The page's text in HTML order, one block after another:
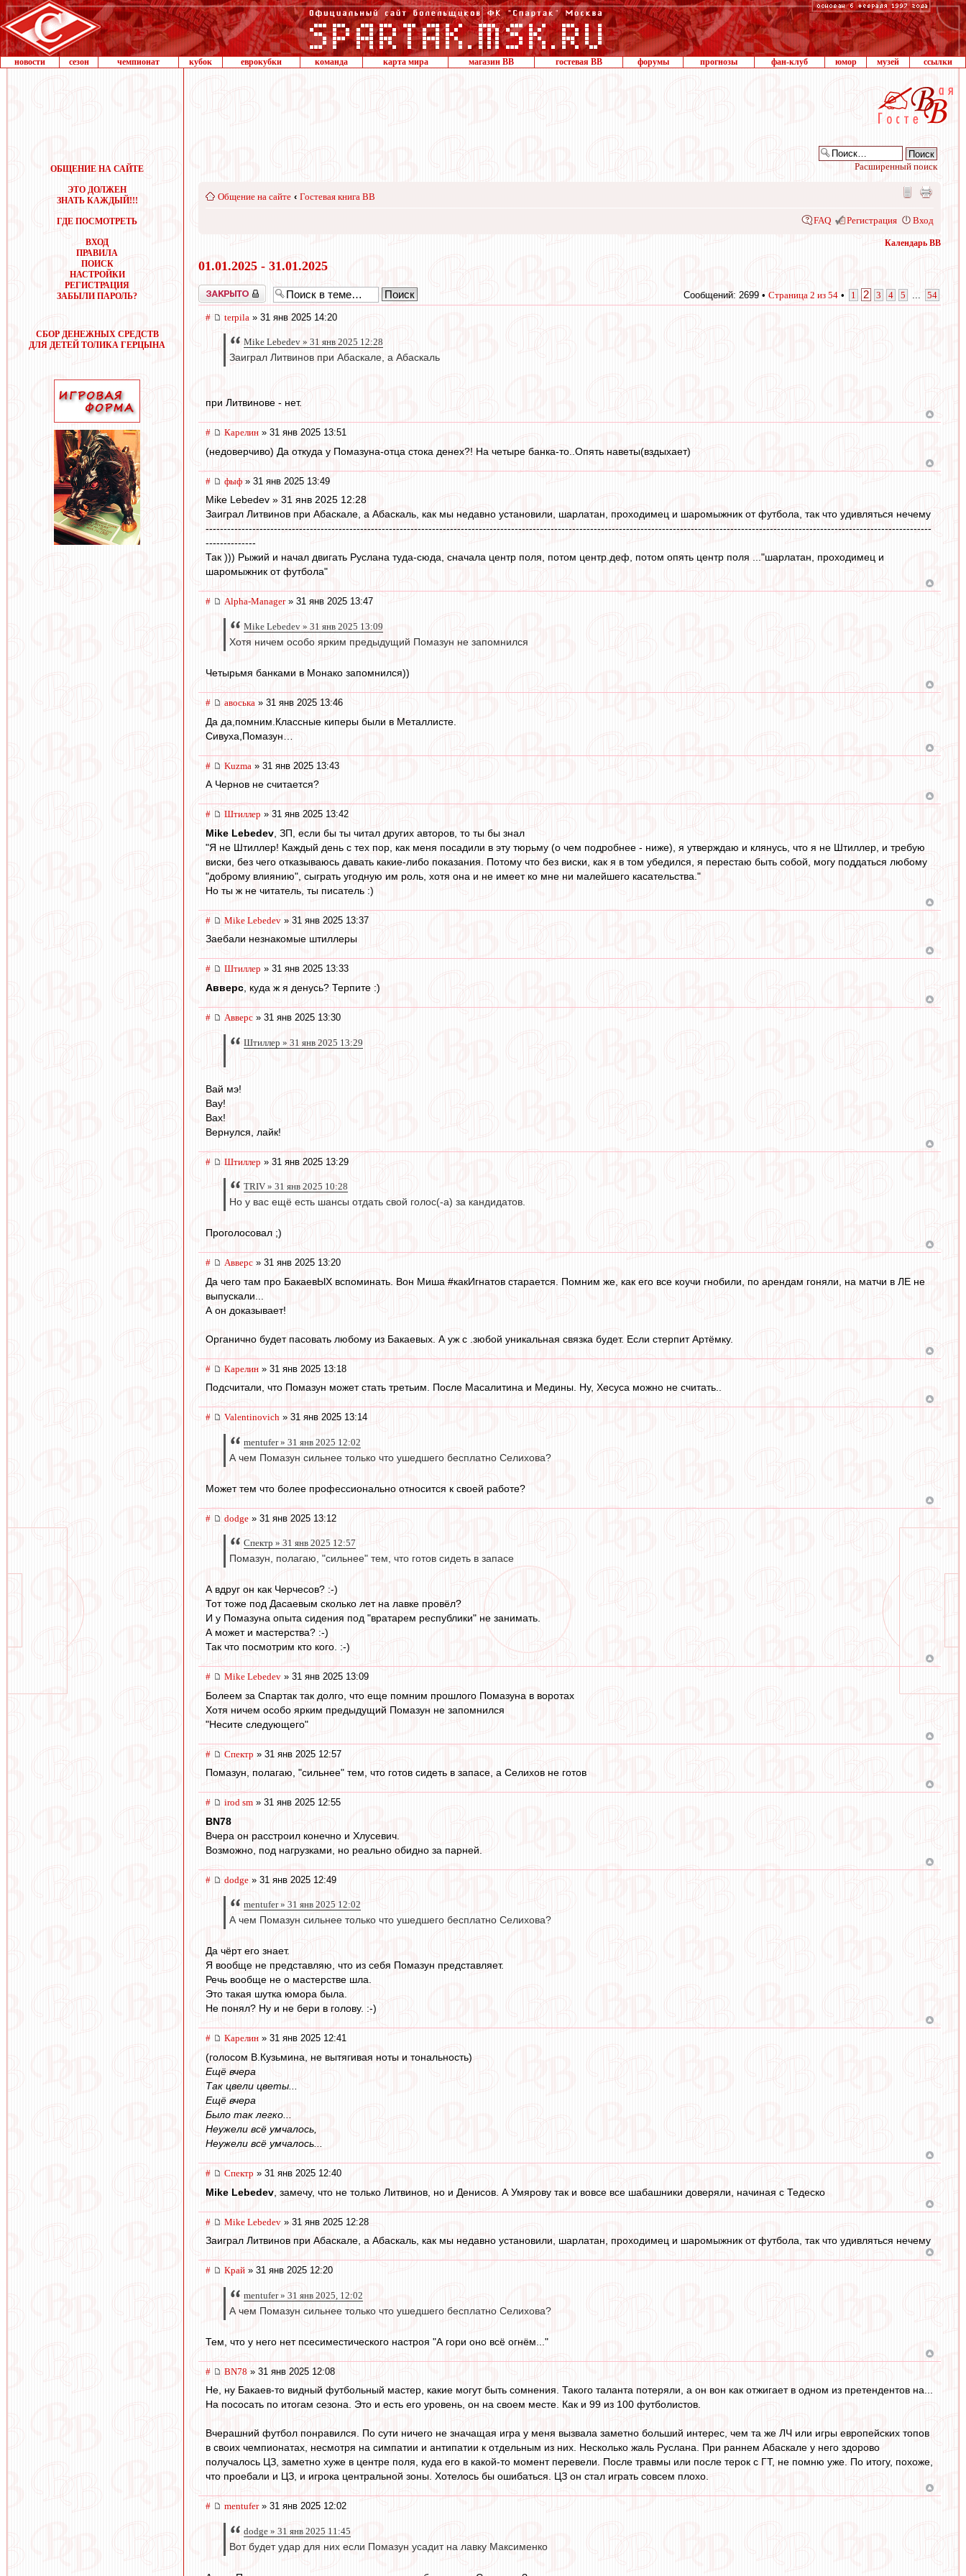
новости сезон чемпионат кубок еврокубки команда карта мира магазин ВВ гостевая ВВ форумы прогнозы фан-клуб юмор музей ссылки
ОБЩЕНИЕ НА САЙТЕ
ЭТО ДОЛЖЕН
ЗНАТЬ КАЖДЫЙ!!!
ГДЕ ПОСМОТРЕТЬ
ВХОД
ПРАВИЛА
ПОИСК
НАСТРОЙКИ
РЕГИСТРАЦИЯ
ЗАБЫЛИ ПАРОЛЬ?
СБОР ДЕНЕЖНЫХ СРЕДСТВ
ДЛЯ ДЕТЕЙ ТОЛИКА ГЕРЦЫНА
Расширенный поиск
Общение на сайте ‹ Гостевая книга ВВ
FAQ Регистрация Вход
Календарь ВВ
01.01.2025 - 31.01.2025
Закрыто Сообщений: 2699 • Страница 2 из 54 • 1 2 3 4 5 54
# terpila » 31 янв 2025 14:20
Mike Lebedev » 31 янв 2025 12:28
Заиграл Литвинов при Абаскале, а Абаскаль
при Литвинове - нет.
# Карелин » 31 янв 2025 13:51
(недоверчиво) Да откуда у Помазуна-отца стока денех?! На четыре банка-то..Опять наветы(вздыхает)
# фыф » 31 янв 2025 13:49
Mike Lebedev » 31 янв 2025 12:28
Заиграл Литвинов при Абаскале, а Абаскаль, как мы недавно установили, шарлатан, проходимец и шаромыжник от футбола, так что удивляться нечему
----------------------------------------------------------------------------------------------------------------------------------------------------------------------------------------------------------
--------------
Так ))) Рыжий и начал двигать Руслана туда-сюда, сначала центр поля, потом центр.деф, потом опять центр поля ..."шарлатан, проходимец и
шаромыжник от футбола"
# Alpha-Manager» 31 янв 2025 13:47
Mike Lebedev » 31 янв 2025 13:09
Хотя ничем особо ярким предыдущий Помазун не запомнился
Четырьмя банками в Монако запомнился))
# авоська » 31 янв 2025 13:46
Да да,помним.Классные киперы были в Металлисте.
Сивуха,Помазун…
# Kuzma » 31 янв 2025 13:43
А Чернов не считается?
# Штиллер » 31 янв 2025 13:42
Mike Lebedev , ЗП, если бы ты читал других авторов, то ты бы знал
"Я не Штиллер! Каждый день с тех пор, как меня посадили в эту тюрьму (о чем подробнее - ниже), я утверждаю и клянусь, что я не Штиллер, и требую
виски, без чего отказываюсь давать какие-либо показания. Потому что без виски, как я в том убедился, я перестаю быть собой, могу поддаться любому
"доброму влиянию", сыграть угодную им роль, хотя она и не имеет ко мне ни малейшего касательства."
Но ты ж не читатель, ты писатель :)
# Mike Lebedev » 31 янв 2025 13:37
Заебали незнакомые штиллеры
# Штиллер » 31 янв 2025 13:33
Авверс , куда ж я денусь? Терпите :)
# Авверс » 31 янв 2025 13:30
Штиллер » 31 янв 2025 13:29
Вай мэ!
Вау!
Вах!
Вернулся, лайк!
# Штиллер » 31 янв 2025 13:29
TRIV » 31 янв 2025 10:28
Но у вас ещё есть шансы отдать свой голос(-а) за кандидатов.
Проголосовал ;)
# Авверс » 31 янв 2025 13:20
Да чего там про БакаевЫХ вспоминать. Вон Миша #какИгнатов старается. Помним же, как его все коучи гнобили, по арендам гоняли, на матчи в ЛЕ не
выпускали...
А он доказывает!
Органично будет пасовать любому из Бакаевых. А уж с .зюбой уникальная связка будет. Если стерпит Артёмку.
# Карелин » 31 янв 2025 13:18
Подсчитали, что Помазун может стать третьим. После Масалитина и Медины. Ну, Хесуса можно не считать..
# Valentinovich » 31 янв 2025 13:14
mentufer » 31 янв 2025 12:02
А чем Помазун сильнее только что ушедшего бесплатно Селихова?
Может тем что более профессионально относится к своей работе?
# dodge » 31 янв 2025 13:12
Спектр » 31 янв 2025 12:57
Помазун, полагаю, "сильнее" тем, что готов сидеть в запасе
А вдруг он как Черчесов? :-)
Тот тоже под Дасаевым сколько лет на лавке провёл?
И у Помазуна опыта сидения под "вратарем республики" не занимать.
А может и мастерства? :-)
Так что посмотрим кто кого. :-)
# Mike Lebedev » 31 янв 2025 13:09
Болеем за Спартак так долго, что еще помним прошлого Помазуна в воротах
Хотя ничем особо ярким предыдущий Помазун не запомнился
"Несите следующего"
# Спектр » 31 янв 2025 12:57
Помазун, полагаю, "сильнее" тем, что готов сидеть в запасе, а Селихов не готов
# irod sm » 31 янв 2025 12:55
BN78
Вчера он расстроил конечно и Хлусевич.
Возможно, под нагрузками, но реально обидно за парней.
# dodge » 31 янв 2025 12:49
mentufer » 31 янв 2025 12:02
А чем Помазун сильнее только что ушедшего бесплатно Селихова?
Да чёрт его знает.
Я вообще не представляю, что из себя Помазун представляет.
Речь вообще не о мастерстве шла.
Это такая шутка юмора была.
Не понял? Ну и не бери в голову. :-)
# Карелин » 31 янв 2025 12:41
(голосом В.Кузьмина, не вытягивая ноты и тональность)
Ещё вчера
Так цвели цветы...
Ещё вчера
Было так легко...
Неужели всё умчалось,
Неужели всё умчалось...
# Спектр » 31 янв 2025 12:40
Mike Lebedev , замечу, что не только Литвинов, но и Денисов. А Умярову так и вовсе все шабашники доверяли, начиная с Тедеско
# Mike Lebedev » 31 янв 2025 12:28
Заиграл Литвинов при Абаскале, а Абаскаль, как мы недавно установили, шарлатан, проходимец и шаромыжник от футбола, так что удивляться нечему
# Край » 31 янв 2025 12:20
mentufer » 31 янв 2025, 12:02
А чем Помазун сильнее только что ушедшего бесплатно Селихова?
Тем, что у него нет псесиместического настроя "А гори оно всё огнём..."
# BN78 » 31 янв 2025 12:08
Не, ну Бакаев-то видный футбольный мастер, какие могут быть сомнения. Такого таланта потеряли, а он вон как отжигает в одном из претендентов на...
На пососать по итогам сезона. Это и есть его уровень, он на своем месте. Как и 99 из 100 футболистов.
Вчерашний футбол понравился. По сути ничего не значащая игра у меня вызвала заметно больший интерес, чем та же ЛЧ или игры европейских топов
в своих чемпионатах, несмотря на симпатии и антипатии к отдельным из них. Несколько жаль Руслана. При раннем Абаскале у него здорово
получалось ЦЗ, заметно хуже в центре поля, куда его в какой-то момент перевели. После травмы или после терок с ГТ, не помню уже. По итогу, похоже,
что проебали и ЦЗ, и игрока центральной зоны. Хотелось бы ошибаться. ЦЗ он стал играть совсем плохо.
# mentufer» 31 янв 2025 12:02
dodge » 31 янв 2025 11:45
Вот будет удар для них если Помазун усадит на лавку Максименко